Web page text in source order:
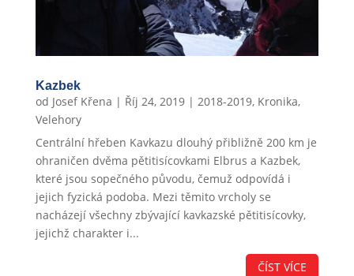
Kazbek
od Josef Křena | Říj 24, 2019| 2018-2019, Kronika,
Velehory
Centrální hřeben Kavkazu dlouhý přibližně 200 km je
ohraničen dvěma pětitisícovkami Elbrus a Kazbek,
které jsou sopečného původu, čemuž odpovídá i
jejich fyzická podoba. Mezi těmito vrcholy se
nacházejí všechny zbývající kavkazské pětitisícovky,
jejichž charakter i...
ČÍST VÍCE